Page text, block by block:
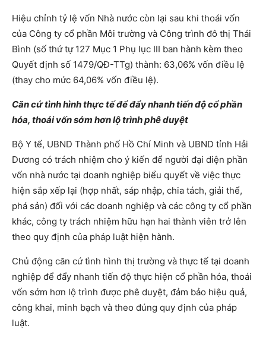
Hiệu chỉnh tỷ lệ vốn Nhà nước còn lại sau khi thoái vốn
của Công ty cổ phần Môi trường và Công trình đô thị Thái
Bình (số thứ tự 127 Mục 1 Phụ lục III ban hành kèm theo
Quyết định số 1479/QĐ-TTg) thành: 63,06% vốn điều lệ
(thay cho mức 64,06% vốn điều lệ).
Căn cứ tình hình thực tế để đẩy nhanh tiến độ cổ phần
hóa, thoái vốn sớm hơn lộ trình phê duyệt
Bộ Y tế, UBND Thành phố Hồ Chí Minh và UBND tỉnh Hải
Dương có trách nhiệm cho ý kiến để người đại diện phần
vốn nhà nước tại doanh nghiệp biểu quyết về việc thực
hiện sắp xếp lại (hợp nhất, sáp nhập, chia tách, giải thể,
phá sản) đối với các doanh nghiệp và các công ty cổ phần
khác, công ty trách nhiệm hữu hạn hai thành viên trở lên
theo quy định của pháp luật hiện hành.
Chủ động căn cứ tình hình thị trường và thực tế tại doanh
nghiệp để đẩy nhanh tiến độ thực hiện cổ phần hóa, thoái
vốn sớm hơn lộ trình được phê duyệt, đảm bảo hiệu quả,
công khai, minh bạch và theo đúng quy định của pháp
luật.